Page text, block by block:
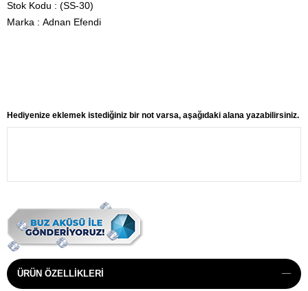
Stok Kodu
(SS-30)
Marka : Adnan Efendi
Hediyenize eklemek istediğiniz bir not varsa, aşağıdaki alana yazabilirsiniz.
ÜRÜN ÖZELLIKLERI